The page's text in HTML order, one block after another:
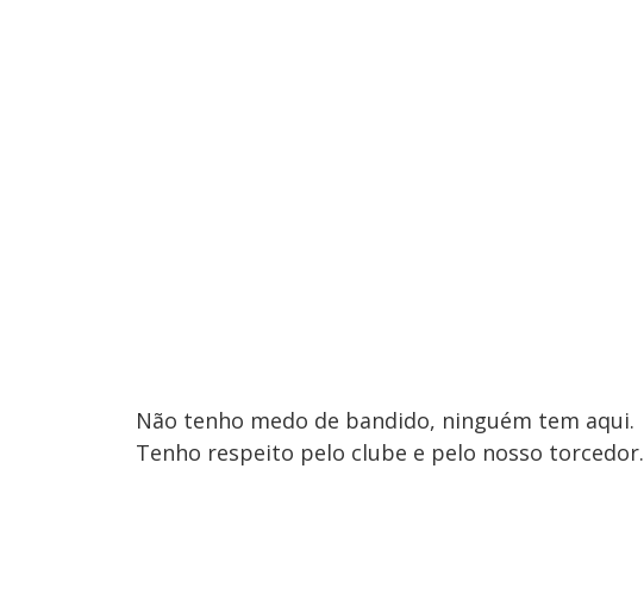
Não tenho medo de bandido, ninguém tem aqui.
Tenho respeito pelo clube e pelo nosso torcedor.